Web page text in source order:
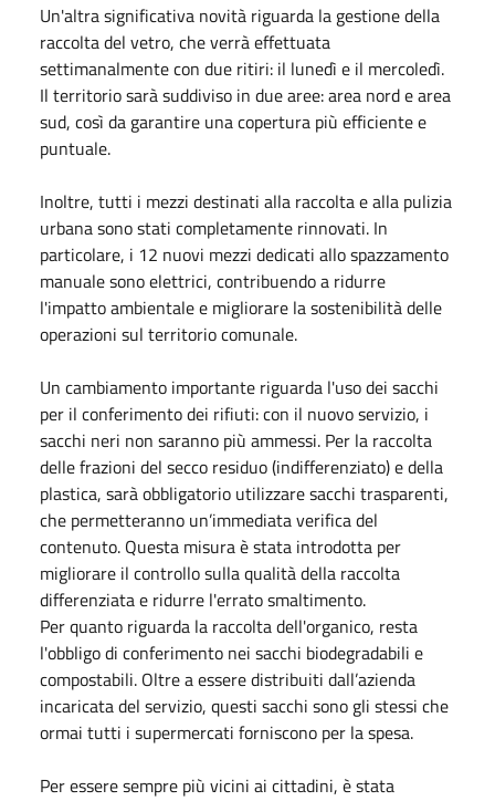
Un'altra significativa novità riguarda la gestione della
raccolta del vetro, che verrà effettuata
settimanalmente con due ritiri: il lunedì e il mercoledì.
Il territorio sarà suddiviso in due aree: area nord e area
sud, così da garantire una copertura più efficiente e
puntuale.
Inoltre, tutti i mezzi destinati alla raccolta e alla pulizia
urbana sono stati completamente rinnovati. In
particolare, i 12 nuovi mezzi dedicati allo spazzamento
manuale sono elettrici, contribuendo a ridurre
l'impatto ambientale e migliorare la sostenibilità delle
operazioni sul territorio comunale.
Un cambiamento importante riguarda l'uso dei sacchi
per il conferimento dei rifiuti: con il nuovo servizio, i
sacchi neri non saranno più ammessi. Per la raccolta
delle frazioni del secco residuo (indifferenziato) e della
plastica, sarà obbligatorio utilizzare sacchi trasparenti,
che permetteranno un’immediata verifica del
contenuto. Questa misura è stata introdotta per
migliorare il controllo sulla qualità della raccolta
differenziata e ridurre l'errato smaltimento.
Per quanto riguarda la raccolta dell'organico, resta
l'obbligo di conferimento nei sacchi biodegradabili e
compostabili. Oltre a essere distribuiti dall’azienda
incaricata del servizio, questi sacchi sono gli stessi che
ormai tutti i supermercati forniscono per la spesa.
Per essere sempre più vicini ai cittadini, è stata